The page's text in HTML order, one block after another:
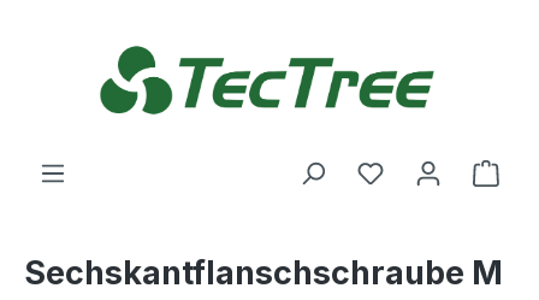
Du hast 0
Sechskantflanschschraube M